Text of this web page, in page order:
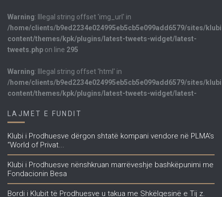
Warning: Illegal string offset 'img_url' in
/home/clients/b9ed2234e024995eb5cb5e099add6579/sites/
content/themes/kpk/plugins/latest-tweets-widget/latest-
tweets.php on line 295
Warning: Illegal string offset 'html' in
/home/clients/b9ed2234e024995eb5cb5e099add6579/sites/
content/themes/kpk/plugins/latest-tweets-widget/latest-
TWEETS E FUNDIT
<
1
LAJMET E FUNDIT
Klubi i Prodhuesve dërgon shtatë kompani vendore në PLMA’s
“World of Privat...
Klubi i Prodhuesve nënshkruan marrëveshje bashkëpunimi me
Fondacionin Besa
Bordi i Klubit të Prodhuesve u takua me Shkëlqesinë e Tij z.